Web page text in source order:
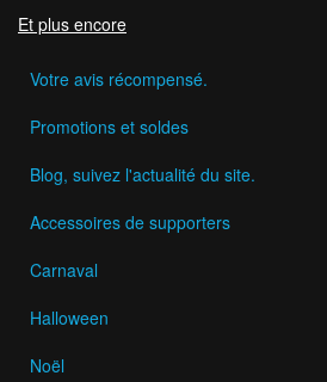
Et plus encore
Votre avis récompensé.
Promotions et soldes
Blog, suivez l'actualité du site.
Accessoires de supporters
Carnaval
Halloween
Noël